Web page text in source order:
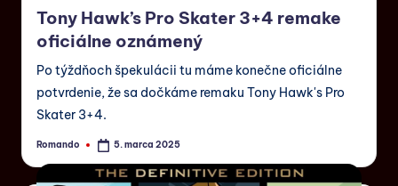
Tony Hawk’s Pro Skater 3+4 remake
oficiálne oznámený
Po týždňoch špekulácii tu máme konečne oficiálne
potvrdenie, že sa dočkáme remaku Tony Hawk's Pro
Skater 3+4.
Romando 5. marca 2025